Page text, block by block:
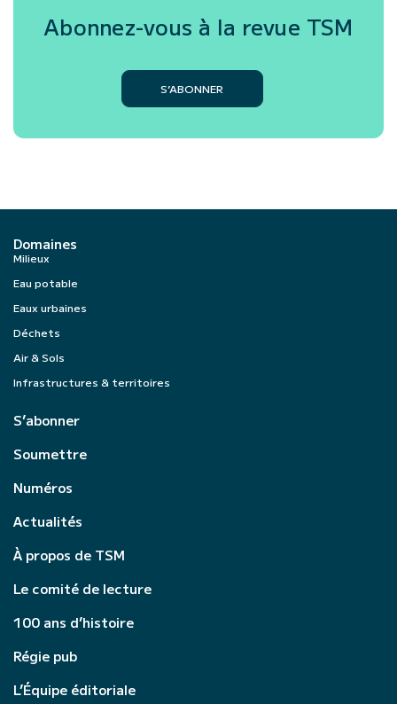
Abonnez-vous à la revue TSM
S’ABONNER
Domaines
Milieux
Eau potable
Eaux urbaines
Déchets
Air & Sols
Infrastructures & territoires
S’abonner
Soumettre
Numéros
Actualités
À propos de TSM
Le comité de lecture
100 ans d’histoire
Régie pub
L’Équipe éditoriale